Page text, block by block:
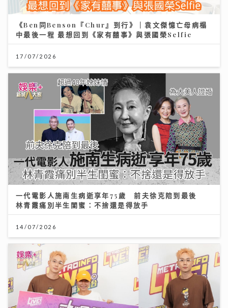
《Ben同Benson『Chur』到行》｜袁文傑憶亡母病榻
中最後一程 最想回到《家有囍事》與張國榮Selfie
17/07/2026
一代電影人施南生病逝享年75歲 前夫徐克陪到最後
林青霞痛別半生閨蜜：不捨還是得放手
14/07/2026